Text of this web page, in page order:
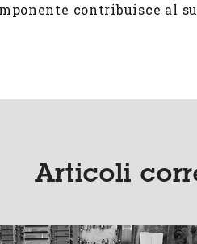
contribuisce al
Articoli